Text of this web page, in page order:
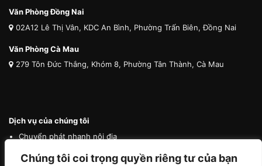
Chúng tôi coi trọng quyền riêng tư của bạn
Văn Phòng Đồng Nai
02A12 Lê Thị Vân, KDC An Bình, Phường Trấn Biên, Đồng Nai
Văn Phòng Cà Mau
279 Tôn Đức Thắng, Khóm 8, Phường Tân Thành, Cà Mau
Dịch vụ của chúng tôi
Chuyển phát nhanh nội địa
Chuyển phát nhanh quốc tế